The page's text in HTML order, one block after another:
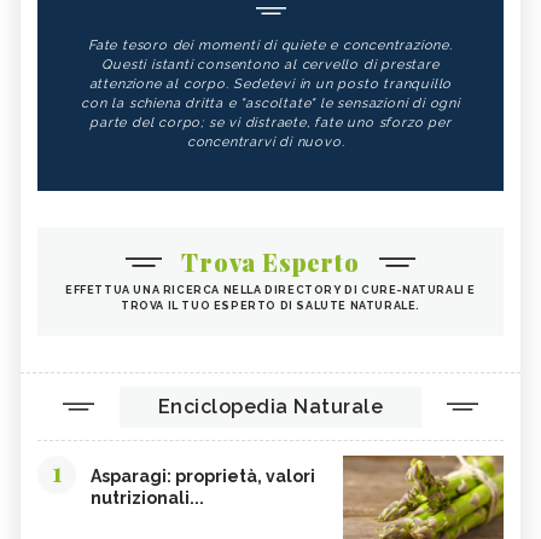
Fate tesoro dei momenti di quiete e concentrazione.
Questi istanti consentono al cervello di prestare
attenzione al corpo. Sedetevi in un posto tranquillo
con la schiena dritta e "ascoltate" le sensazioni di ogni
parte del corpo; se vi distraete, fate uno sforzo per
concentrarvi di nuovo.
Trova Esperto
EFFETTUA UNA RICERCA NELLA DIRECTORY DI CURE-NATURALI E
TROVA IL TUO ESPERTO DI SALUTE NATURALE.
Enciclopedia Naturale
1
Asparagi: proprietà, valori
nutrizionali...